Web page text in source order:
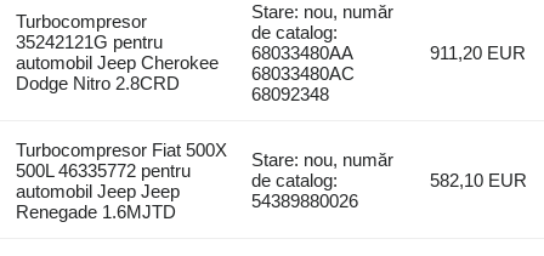
Turbocompresor
35242121G pentru
automobil Jeep Cherokee
Dodge Nitro 2.8CRD
Stare: nou, număr
de catalog:
68033480AA
68033480AC
68092348
911,20 EUR
Turbocompresor Fiat 500X
500L 46335772 pentru
automobil Jeep Jeep
Renegade 1.6MJTD
Stare: nou, număr
de catalog:
54389880026
582,10 EUR